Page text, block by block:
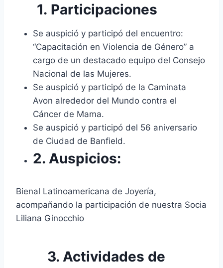
1. Participaciones
Se auspició y participó del encuentro:
“Capacitación en Violencia de Género” a
cargo de un destacado equipo del Consejo
Nacional de las Mujeres.
Se auspició y participó de la Caminata
Avon alrededor del Mundo contra el
Cáncer de Mama.
Se auspició y participó del 56 aniversario
de Ciudad de Banfield.
2. Auspicios:
Bienal Latinoamericana de Joyería,
acompañando la participación de nuestra Socia
Liliana Ginocchio
3. Actividades de